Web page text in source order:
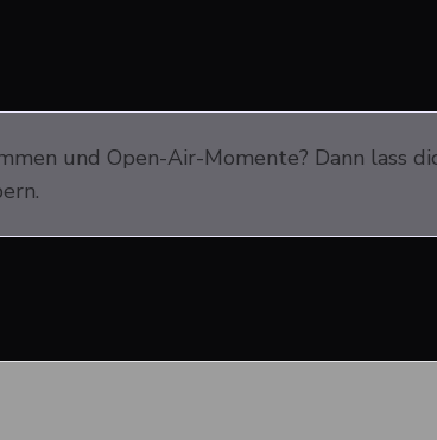
und Open-Air-Momente? Dann lass